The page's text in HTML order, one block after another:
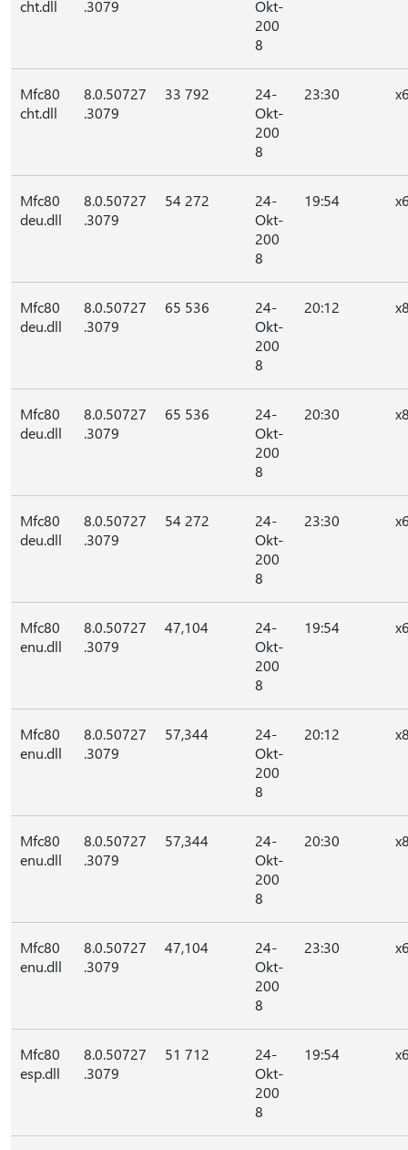
cht.dll
.3079
Okt-
200
8
Mfc80
cht.dll
8.0.50727
.3079
33 792
24-
Okt-
200
8
23:30
Mfc80
deu.dll
8.0.50727
.3079
54 272
24-
Okt-
200
8
19:54
Mfc80
deu.dll
8.0.50727
.3079
65 536
24-
Okt-
200
8
20:12
Mfc80
deu.dll
8.0.50727
.3079
65 536
24-
Okt-
200
8
20:30
Mfc80
deu.dll
8.0.50727
.3079
54 272
24-
Okt-
200
8
23:30
Mfc80
enu.dll
8.0.50727
.3079
47,104
24-
Okt-
200
8
19:54
Mfc80
enu.dll
8.0.50727
.3079
57,344
24-
Okt-
200
8
20:12
Mfc80
enu.dll
8.0.50727
.3079
57,344
24-
Okt-
200
8
20:30
Mfc80
enu.dll
8.0.50727
.3079
47,104
24-
Okt-
200
8
23:30
Mfc80
esp.dll
8.0.50727
.3079
51 712
24-
Okt-
200
8
19:54